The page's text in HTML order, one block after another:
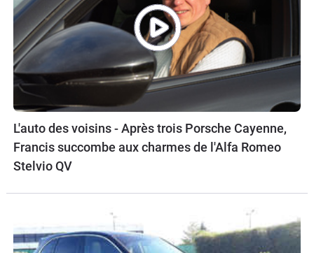
L'auto des voisins - Après trois Porsche Cayenne,
Francis succombe aux charmes de l'Alfa Romeo
Stelvio QV